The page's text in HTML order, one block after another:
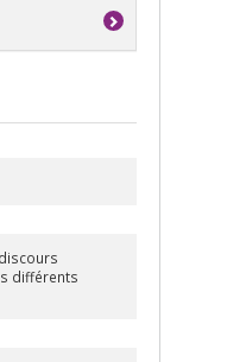
etc...)
différents